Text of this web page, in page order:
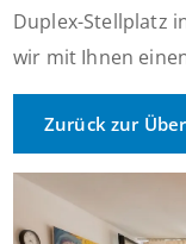
Duplex-Stellplatz
wir mit Ihnen
Zurück zur